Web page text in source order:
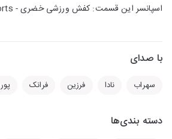
اسپانسر این قسمت: کفش ورزشی خضری - mkhsports
با صدای
سهراب نادا فرزین فرانک
دسته بندی‌ها